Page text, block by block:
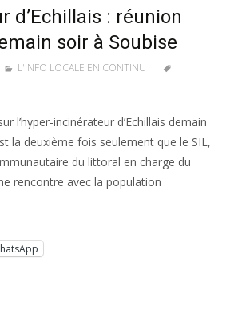
d’Echillais : réunion
soir à Soubise
L'INFO LOCALE EN CONTINU
l’hyper-incinérateur d’Echillais demain
la deuxième fois seulement que le SIL,
du littoral en charge du
rencontre avec la population